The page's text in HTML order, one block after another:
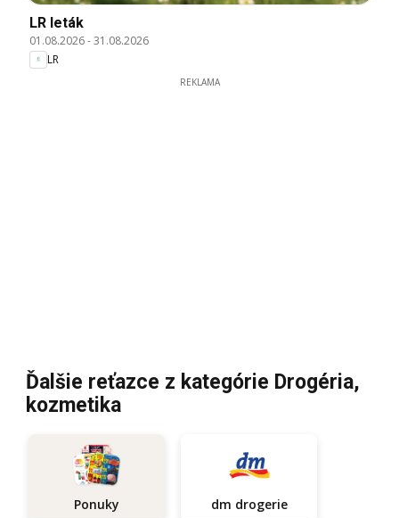
LR leták
01.08.2026-31.08.2026
LR
REKLAMA
Ďalšie reťazce z kategórie Drogéria,
kozmetika
Ponuky dm drogerie